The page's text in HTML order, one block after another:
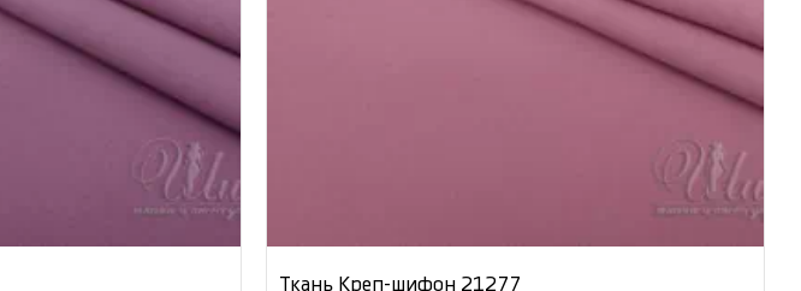
Ткань Креп-шифон 21277